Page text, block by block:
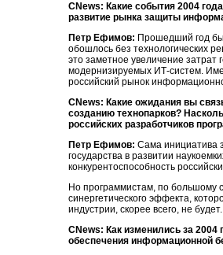
CNews: Какие события 2004
развитие рынка защиты
Петр Ефимов: Прошедший год
обошлось без технологических
это заметное увеличение затрат
модернизируемых ИТ-систем.
российский рынок
CNews: Какие ожидания вы
созданию технопарков?
российских разработчиков
Петр Ефимов: Сама инициатива
государства в развитии
конкурентоспособность
Но программистам, по большому
синергетического эффекта,
индустрии, скорее всего, не будет.
CNews: Как изменились за
обеспечения информационной